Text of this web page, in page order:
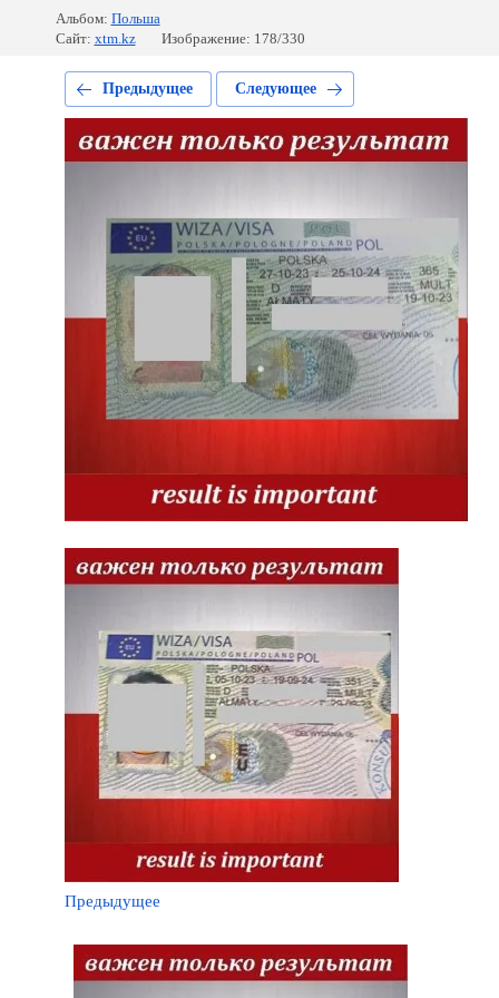
Альбом: Польша
Сайт: xtm.kz Изображение: 178/330
Предыдущее Следующее
Предыдущее